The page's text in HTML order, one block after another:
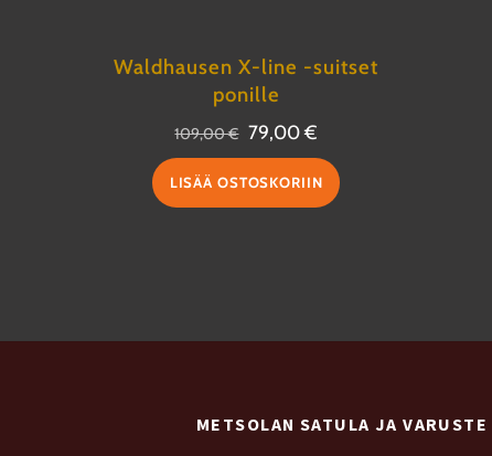
Waldhausen X-line -suitset
ponille
109,00€ Alkuperäinen
hinta
oli:
79,00€Nykyinen
hinta
on:
LISÄÄ OSTOSKORIIN
METSOLAN SATULA JA VARUSTE